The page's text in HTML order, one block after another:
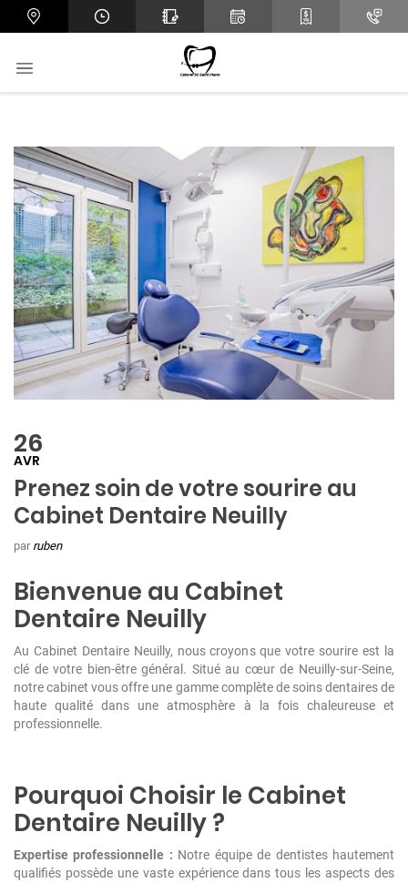
26
AVR
Prenez soin de votre sourire au
Cabinet Dentaire Neuilly
par ruben
Bienvenue au Cabinet
Dentaire Neuilly
Au Cabinet Dentaire Neuilly, nous croyons que votre sourire est la
clé de votre bien-être général. Situé au cœur de Neuilly-sur-Seine,
notre cabinet vous offre une gamme complète de soins dentaires de
haute qualité dans une atmosphère à la fois chaleureuse et
professionnelle.
Pourquoi Choisir le Cabinet
Dentaire Neuilly ?
Expertise professionnelle : Notre équipe de dentistes hautement
qualifiés possède une vaste expérience dans tous les aspects des